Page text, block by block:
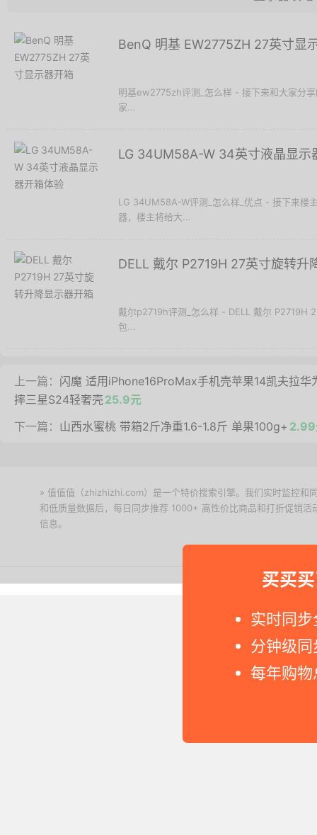
买买
实时同
分钟级
每年购
BenQ 明基 EW2775ZH 27英寸显
明基ew2775zh评测_怎么样 - 接下来和大家分
家...
LG 34UM58A-W 34英寸液晶显示
LG 34UM58A-W评测_怎么样_优点 - 接下来楼
器，楼主将给大...
DELL 戴尔 P2719H 27英寸旋转升
戴尔p2719h评测_怎么样 - DELL 戴尔 P2719H
包...
上一篇： 闪魔 适用iPhone16ProMax手机壳苹果14凯夫拉
摔三星S24轻奢壳25.9元
下一篇： 山西水蜜桃 带箱2斤净重1.6-1.8斤 单果100g+ 2.99
» 值值值（zhizhizhi.com）是一个特价搜索引擎。我们实时监控和
和低质量数据后，每日同步推荐 1000+ 高性价比商品和打折促销
信息。
Copyright © 2011-2026 网购